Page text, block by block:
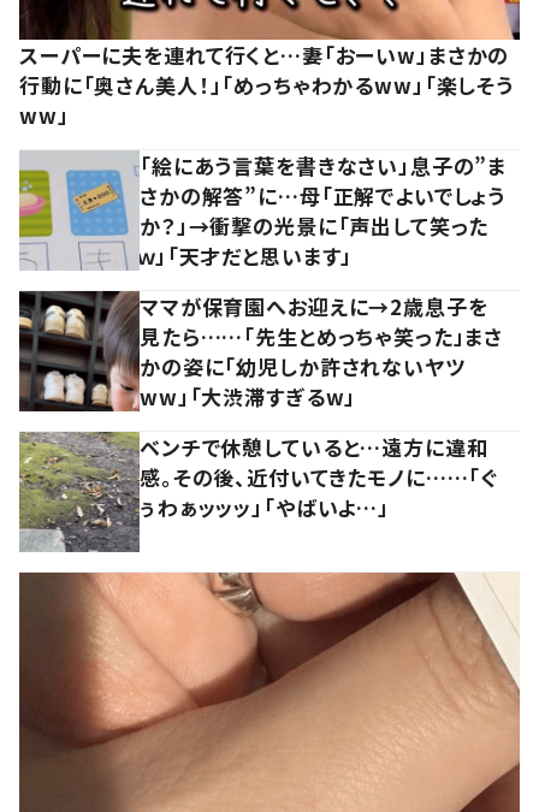
スーパーに夫を連れて行くと…妻「おーいw」まさかの
行動に「奥さん美人！」「めっちゃわかるww」「楽しそう
ww」
「絵にあう言葉を書きなさい」息子の”ま
さかの解答”に…母「正解でよいでしょう
か？」→衝撃の光景に「声出して笑った
ｗ」「天才だと思います」
ママが保育園へお迎えに→2歳息子を
見たら……「先生とめっちゃ笑った」まさ
かの姿に「幼児しか許されないヤツ
ww」「大渋滞すぎるw」
ベンチで休憩していると…遠方に違和
感。その後、近付いてきたモノに……「ぐ
ぅわぁッッッ」「やばいよ…」